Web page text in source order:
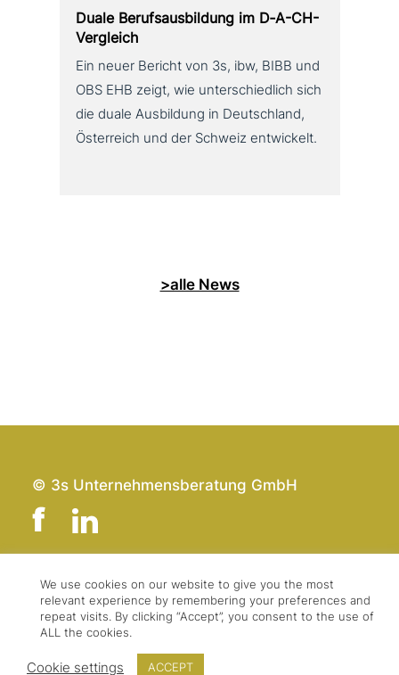
Duale Berufsausbildung im D‑A-CH-
Vergleich
Ein neuer Bericht von 3s, ibw, BIBB und
OBS EHB zeigt, wie unterschiedlich sich
die duale Ausbildung in Deutschland,
Österreich und der Schweiz entwickelt.
>alle News
© 3s Unternehmensberatung GmbH
Team
Kontakt
Presse & Logo
Impressum
Datenschutz
We use cookies on our website to give you the most
relevant experience by remembering your preferences and
repeat visits. By clicking “Accept”, you consent to the use of
ALL the cookies.
Cookie settings ACCEPT